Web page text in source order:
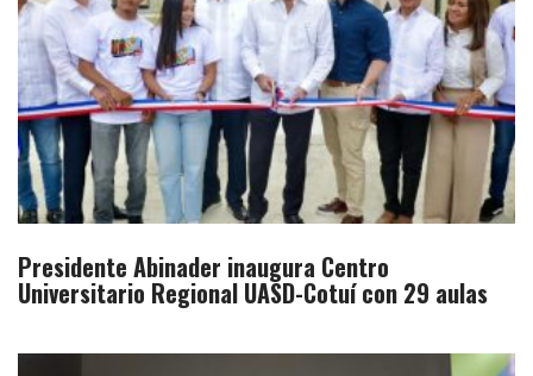
Presidente Abinader inaugura Centro
Universitario Regional UASD-Cotuí con 29 aulas